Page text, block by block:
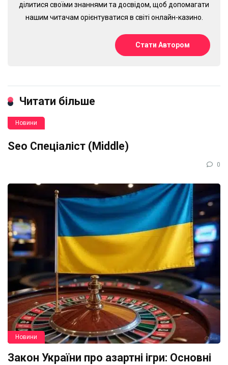
ділитися своїми знаннями та досвідом, щоб допомагати
нашим читачам орієнтуватися в світі онлайн-казино.
Стати Автором
Читати більше
Новини
Seo Спеціаліст (Middle)
0
Новини
Закон України про азартні ігри: Основні